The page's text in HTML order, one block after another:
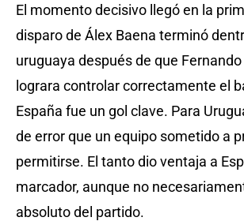
El momento decisivo llegó en la
disparo de Álex Baena terminó
uruguaya después de que
lograra controlar correctamente el
España fue un gol clave. Para
de error que un equipo sometido a
permitirse. El tanto dio ventaja a
marcador, aunque no
absoluto del partido.